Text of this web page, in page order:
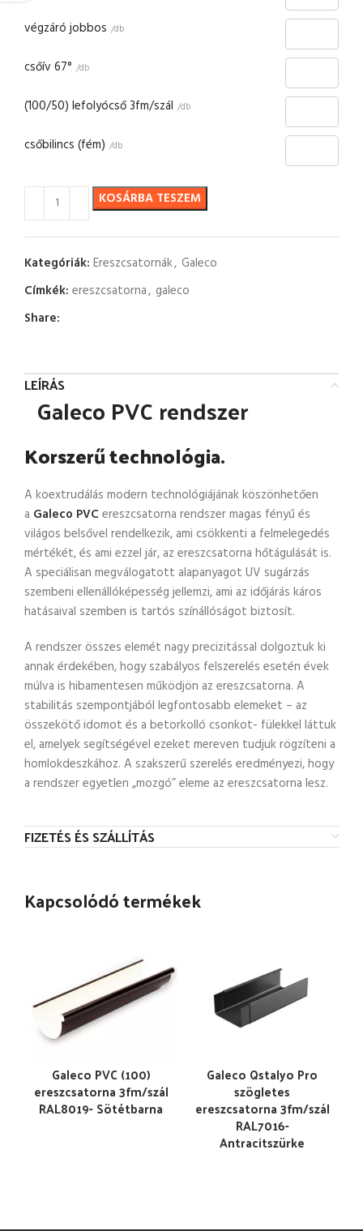
végzáró jobbos /db
csőív 67° /db
(100/50) lefolyócső 3fm/szál /db
csőbilincs (fém) /db
KOSÁRBA TESZEM
Kategóriák: Ereszcsatornák, Galeco
Címkék: ereszcsatorna, galeco
Share:
LEÍRÁS
Galeco PVC rendszer
Korszerű technológia.
A koextrudálás modern technológiájának köszönhetően
a Galeco PVC ereszcsatorna rendszer magas fényű és
világos belsővel rendelkezik, ami csökkenti a felmelegedés
mértékét, és ami ezzel jár, az ereszcsatorna hőtágulását is.
A speciálisan megválogatott alapanyagot UV sugárzás
szembeni ellenállóképesség jellemzi, ami az időjárás káros
hatásaival szemben is tartós színállóságot biztosít.
A rendszer összes elemét nagy precizitással dolgoztuk ki
annak érdekében, hogy szabályos felszerelés esetén évek
múlva is hibamentesen működjön az ereszcsatorna. A
stabilitás szempontjából legfontosabb elemeket – az
összekötő idomot és a betorkolló csonkot- fülekkel láttuk
el, amelyek segítségével ezeket mereven tudjuk rögzíteni a
homlokdeszkához. A szakszerű szerelés eredményezi, hogy
a rendszer egyetlen „mozgó” eleme az ereszcsatorna lesz.
FIZETÉS ÉS SZÁLLÍTÁS
Kapcsolódó termékek
Galeco PVC (100)
ereszcsatorna 3fm/szál
RAL8019- Sötétbarna
Galeco Qstalyo Pro
szögletes
ereszcsatorna 3fm/szál
RAL7016-
Antracitszürke